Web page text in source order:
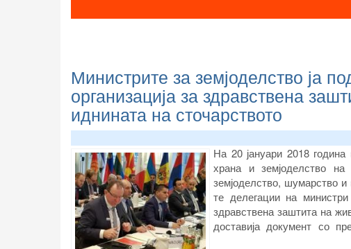
Министрите за земјоделство ја
организација за здравствена
иднината на сточарството
На 20 јануари 2018
храна и земјоделство
земјоделство, шумарство
те делегации на
здравствена заштита на
доставија документ со